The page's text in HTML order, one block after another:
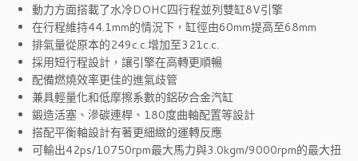
動力方面搭載了水冷DOHC四行程並列雙缸8V引擎
在行程維持44.1mm的情況下，缸徑由60mm提高至68mm
排氣量從原本的249c.c.增加至321c.c.
採用短行程設計，讓引擎在高轉更順暢
配備燃燒效率更佳的進氣歧管
兼具輕量化和低摩擦系數的鋁矽合金汽缸
鍛造活塞、滲碳連桿、180度曲軸配置等設計
搭配平衡軸設計有著更細緻的運轉反應
可輸出42ps/10750rpm最大馬力與3.0kgm/9000rpm的最大扭